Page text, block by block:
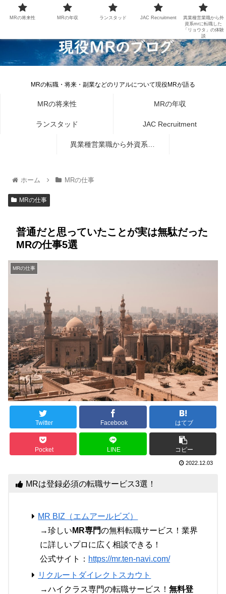
MRの転職・将来・副業などのリアルについて現役MRが語る
MRの将来性 MRの年収
ランスタッド JAC Recruitment
異業種営業職から外資系mr
ホーム MRの仕事
MRの仕事
普通だと思っていたことが実は無駄だった
MRの仕事5選
MRの仕事
Twitter Facebook はてブ
Pocket LINE コピー
2022.12.03
MRは登録必須の転職サービス3選！
MR BIZ（エムアールビズ）
→珍しい MR専門の無料転職サービス！業界
に詳しいプロに広く相談できる！
公式サイト： https://mr.ten-navi.com/
リクルートダイレクトスカウト
→ハイクラス専門の転職サービス！ 無料登
MRの将来性 MRの年収 ランスタッド JAC Recruitment
異業種営業職から外
資系mrに転職した
「リョウタ」の体験
談